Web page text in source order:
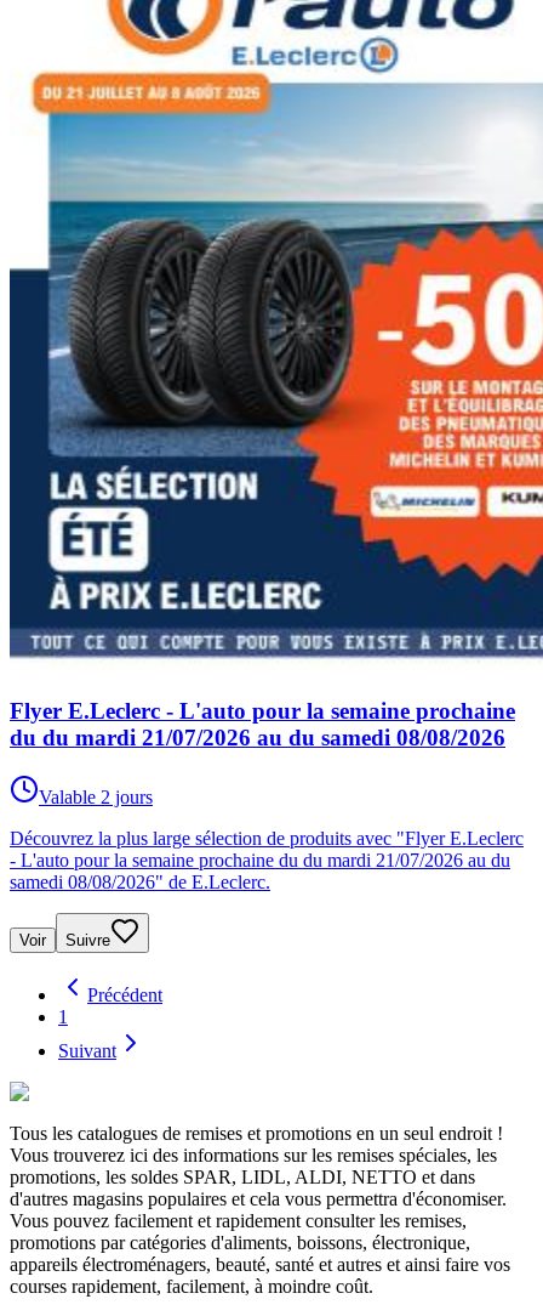
Flyer E.Leclerc - L'auto pour la semaine prochaine
du du mardi 21/07/2026 au du samedi 08/08/2026
Valable 2 jours
Découvrez la plus large sélection de produits avec "Flyer E.Leclerc
- L'auto pour la semaine prochaine du du mardi 21/07/2026 au du
samedi 08/08/2026" de E.Leclerc.
Voir Suivre
Précédent
1
Suivant
Tous les catalogues de remises et promotions en un seul endroit !
Vous trouverez ici des informations sur les remises spéciales, les
promotions, les soldes SPAR, LIDL, ALDI, NETTO et dans
d'autres magasins populaires et cela vous permettra d'économiser.
Vous pouvez facilement et rapidement consulter les remises,
promotions par catégories d'aliments, boissons, électronique,
appareils électroménagers, beauté, santé et autres et ainsi faire vos
courses rapidement, facilement, à moindre coût.